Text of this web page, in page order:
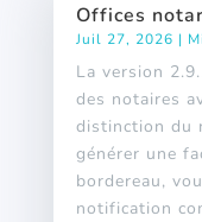
Offices
Juil 27, 2026 |
La version
des notaires
distinction du
générer une
bordereau,
notification